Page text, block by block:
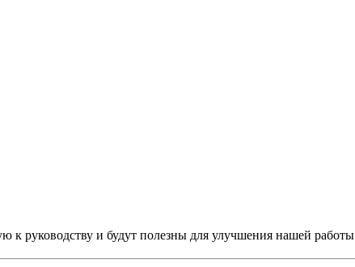
руководству и будут полезны для улучшения нашей работы